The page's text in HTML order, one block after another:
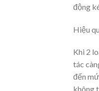
động
Hiệu
Khi 2
tác
đến
không